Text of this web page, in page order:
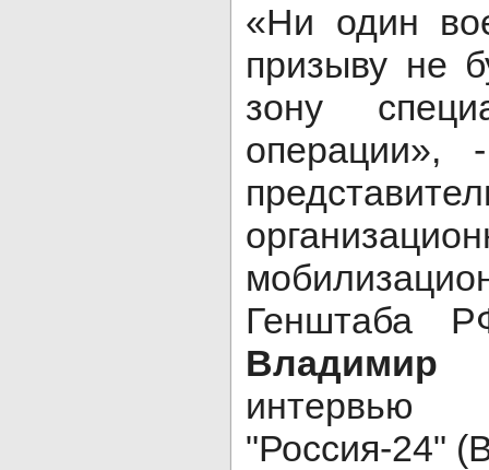
«Ни один
призыву не
зону
операции»,
Генштаба
Владимир
"Россия-24"